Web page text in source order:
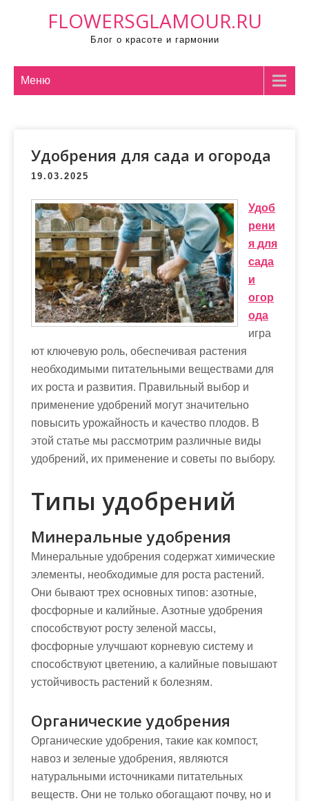
FLOWERSGLAMOUR.RU
Блог о красоте и гармонии
Меню
Удобрения для сада и огорода
19.03.2025
Удоб
рени
я для
сада
и
огор
ода
игра
ют ключевую роль, обеспечивая растения
необходимыми питательными веществами для
их роста и развития. Правильный выбор и
применение удобрений могут значительно
повысить урожайность и качество плодов. В
этой статье мы рассмотрим различные виды
удобрений, их применение и советы по выбору.
Типы удобрений
Минеральные удобрения
Минеральные удобрения содержат химические
элементы, необходимые для роста растений.
Они бывают трех основных типов: азотные,
фосфорные и калийные. Азотные удобрения
способствуют росту зеленой массы,
фосфорные улучшают корневую систему и
способствуют цветению, а калийные повышают
устойчивость растений к болезням.
Органические удобрения
Органические удобрения, такие как компост,
навоз и зеленые удобрения, являются
натуральными источниками питательных
веществ. Они не только обогащают почву, но и